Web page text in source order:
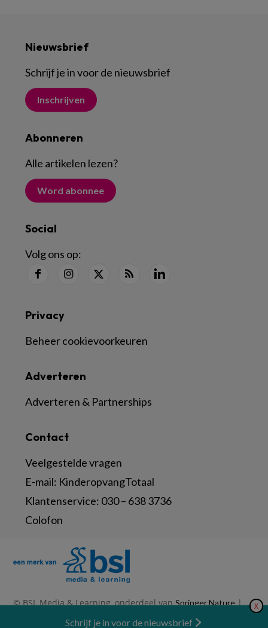
Nieuwsbrief
Schrijf je in voor de nieuwsbrief
Inschrijven
Abonneren
Alle artikelen lezen?
Word abonnee
Social
Volg ons op:
Contact
Veelgestelde vragen
E-mail: KinderopvangTotaal
Klantenservice: 030 – 638 3736
Colofon
Adverteren
Adverteren & Partnerships
Privacy
Beheer cookievoorkeuren
© BSL Media & Learning, onderdeel vanSpringer Nature| X
Schrijf je in voor de nieuwsbrief
Nieuwsbrief Abonneren